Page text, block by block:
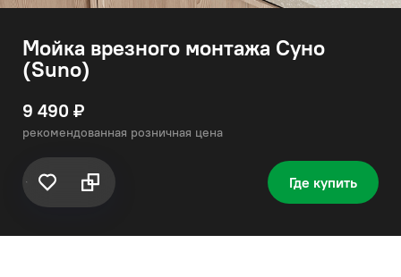
Мойка врезного монтажа Суно
(Suno)
9 490 ₽
рекомендованная розничная цена
Где купить